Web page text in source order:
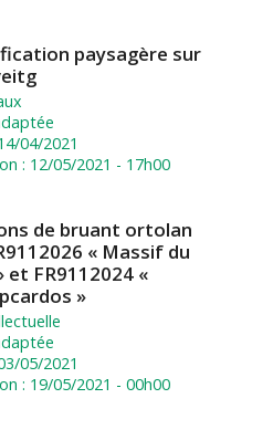
paysagère sur
04/2021
: 12/05/2021 - 17h00
de bruant ortolan
« Massif du
FR9112024 «
»
05/2021
: 19/05/2021 - 00h00